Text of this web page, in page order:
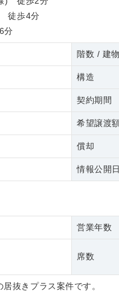
徒歩4分
分
階数 / 建物
構造
契約期間
希望譲渡
償却
情報公開
営業年数
席数
抜きプラス案件です。